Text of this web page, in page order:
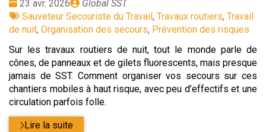
Date
:
23 avr. 2026
Publié
par
Global SST
Tags
:
Sauveteur Secouriste du Travail, Travaux routiers, Travail
de nuit, Organisation des secours, Prévention des risques
Sur les travaux routiers de nuit, tout le monde parle de
cônes, de panneaux et de gilets fluorescents, mais presque
jamais de SST. Comment organiser vos secours sur ces
chantiers mobiles à haut risque, avec peu d’effectifs et une
circulation parfois folle.
Lire la suite